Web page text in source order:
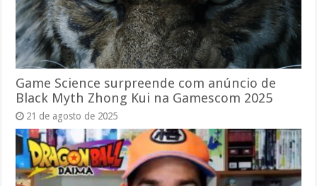
Game Science surpreende com anúncio de
Black Myth Zhong Kui na Gamescom 2025
21 de agosto de 2025